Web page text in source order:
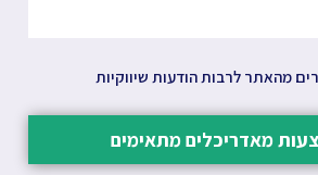
מהאתר לרבות הודעות שיווקיות
מאדריכלים מתאימים